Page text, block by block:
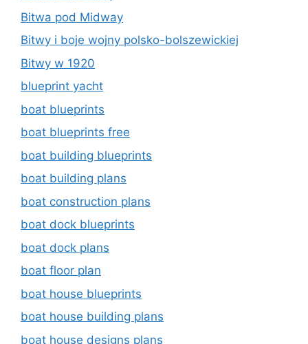
Bitwa pod Midway
Bitwy i boje wojny polsko-bolszewickiej
Bitwy w 1920
blueprint yacht
boat blueprints
boat blueprints free
boat building blueprints
boat building plans
boat construction plans
boat dock blueprints
boat dock plans
boat floor plan
boat house blueprints
boat house building plans
boat house designs plans